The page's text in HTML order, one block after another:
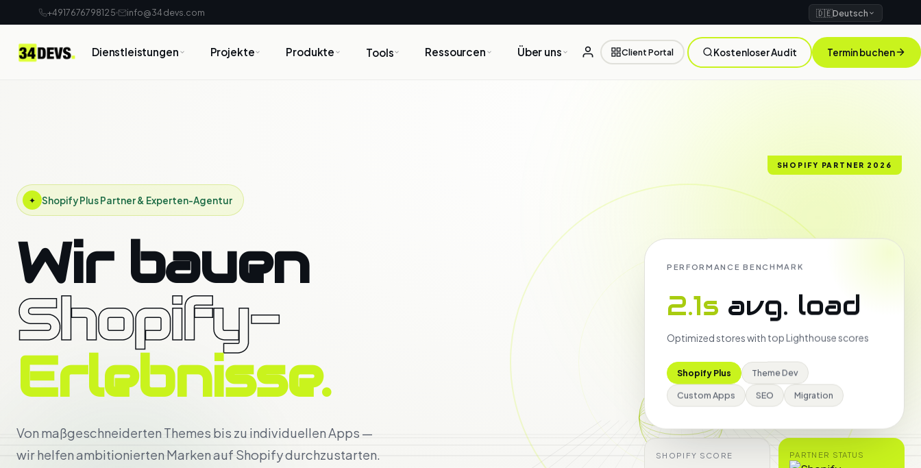
+4917676798125 info@34devs.com 🇩🇪Deutsch
Dienstleistungen Projekte Produkte Tools Ressourcen Über uns Client Portal Kostenloser Audit Termin buchen
SHOPIFY PARTNER 2026
✦ Shopify Plus Partner & Experten-Agentur
Wir bauen
Shopify-
Erlebnisse.
Von maßgeschneiderten Themes bis zu individuellen Apps —
wir helfen ambitionierten Marken auf Shopify durchzustarten.
PERFORMANCE BENCHMARK
2.1s avg. load
Optimized stores with top Lighthouse scores
Shopify Plus Theme Dev
Custom Apps SEO Migration
SHOPIFY SCORE PARTNER STATUS